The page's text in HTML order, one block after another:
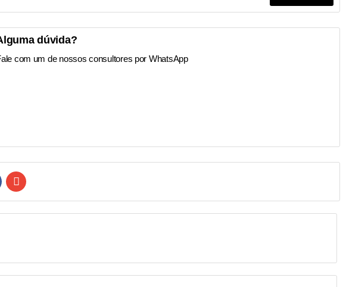
dúvida?
com um de nossos consultores por WhatsApp